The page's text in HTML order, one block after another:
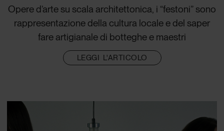
Opere d’arte su scala architettonica, i “festoni” sono
rappresentazione della cultura locale e del saper
fare artigianale di botteghe e maestri
LEGGI L'ARTICOLO